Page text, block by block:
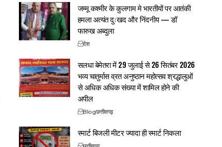
जम्मू कश्मीर के कुलगाम मे भारतीयों पर आतंकी
हमला अत्यंत दुःखद और निंदनीय — डॉ
फारुख अब्दुला
देश
सलधा बेमेतरा में 29 जुलाई से 26 सितंबर 2026
भव्य चातुर्मास व्रत अनुष्ठान महोत्सव श्रद्धालुओं
से अधिक अधिक संख्या में शामिल होने की
अपील
Blogछत्तीसगढ़
स्मार्ट बिजली मीटर ज्यादा ही स्मार्ट निकला